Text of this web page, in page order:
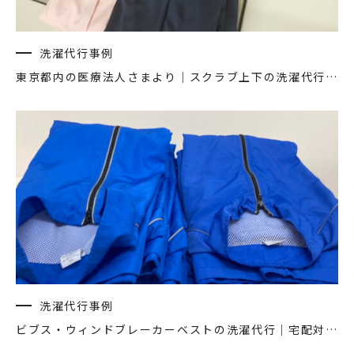
洗濯代行事例
東京都内の医療法人さまより｜スクラブ上下の洗濯代行を週1回おまかせいただいています♪
洗濯代行事例
ビブス・ウィンドブレーカーベストの洗濯代行｜宅配対応・中1日納品可能です♪